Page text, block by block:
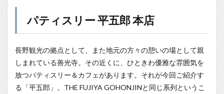
平五
1.1
場所
1.2
You
パティスリー 平五郎 本店
長野観光の拠点として、また地元の方々の憩いの場として親
しまれている善光寺。その近くに、ひときわ優雅な雰囲気を
放つパティスリー＆カフェがあります。それが今回ご紹介す
る「平五郎」。THE FUJIYA GOHONJINと同じ系列というこ